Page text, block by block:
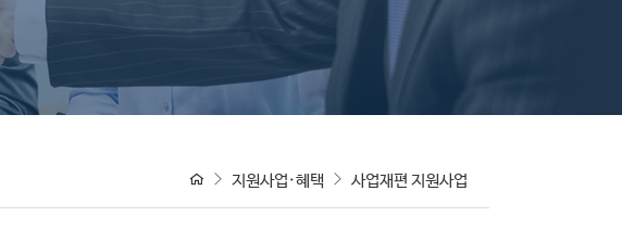
지원사업·혜택 사업재편 지원사업